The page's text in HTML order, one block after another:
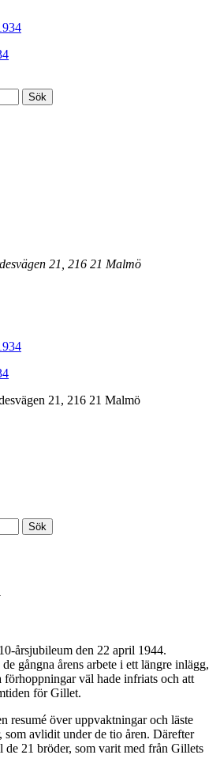
21, 216 21 Malmö
21, 216 21 Malmö
årsjubileum den 22 april 1944.
gångna årens arbete i ett längre inlägg,
förhoppningar väl hade infriats och att
för Gillet.
resumé över uppvaktningar och läste
som avlidit under de tio åren. Därefter
de 21 bröder, som varit med från Gillets